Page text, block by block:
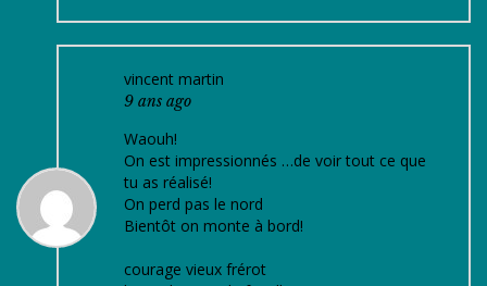
vincent martin
9 ans ago
Waouh!
On est impressionnés …de voir tout ce que
tu as réalisé!
On perd pas le nord
Bientôt on monte à bord!
courage vieux frérot